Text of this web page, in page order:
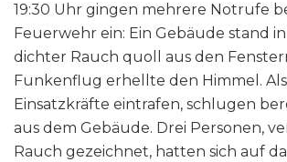
19:30 Uhr gingen mehrere Notrufe
Feuerwehr ein: Ein Gebäude stand
dichter Rauch quoll aus den
Funkenflug erhellte den Himmel.
Einsatzkräfte eintrafen, schlugen
aus dem Gebäude. Drei Personen,
Rauch gezeichnet, hatten sich auf